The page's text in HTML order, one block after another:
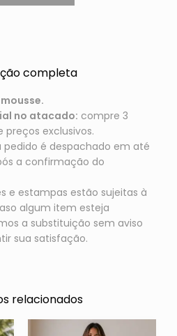
completa
no atacado: compre 3
exclusivos.
pedido é despachado em até
a confirmação do
e estampas estão sujeitas à
algum item esteja
a substituição sem aviso
sua satisfação.
relacionados